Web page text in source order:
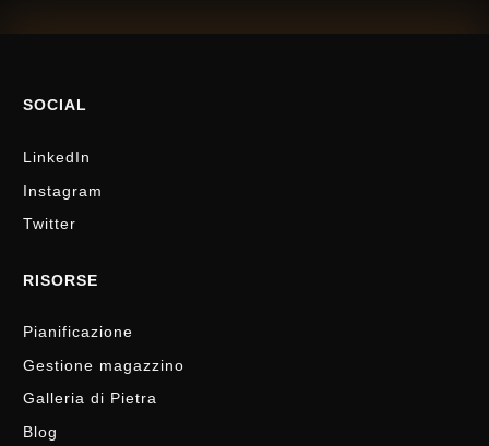
SOCIAL
LinkedIn
Instagram
Twitter
RISORSE
Pianificazione
Gestione magazzino
Galleria di Pietra
Blog